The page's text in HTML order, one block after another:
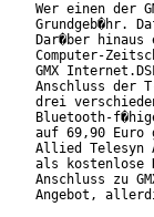
Wer einen der
Grundgeb�hr.
Dar�ber
Computer-
GMX
Anschluss der
drei
Bluetooth-
auf 69,90 Euro
Allied Telesyn
als kostenlose
Anschluss zu
Angebot,